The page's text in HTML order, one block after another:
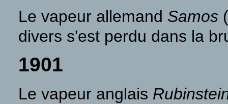
Le vapeur allemand Samos
divers s'est perdu dans la
1901
Le vapeur anglais